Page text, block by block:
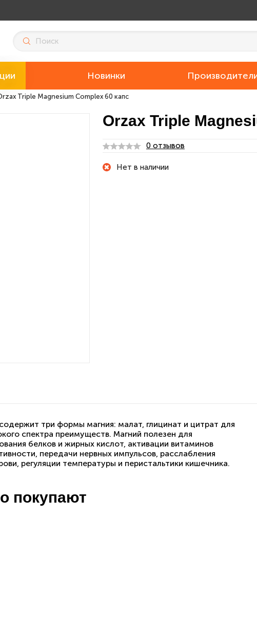
Новинки
Triple Magnesium Complex 60 капс
Orzax Triple
0 отзывов
Нет в наличии
три формы магния: малат, глицинат и цитрат для
спектра преимуществ. Магний полезен для
белков и жирных кислот, активации витаминов
передачи нервных импульсов, расслабления
регуляции температуры и перистальтики кишечника.
покупают